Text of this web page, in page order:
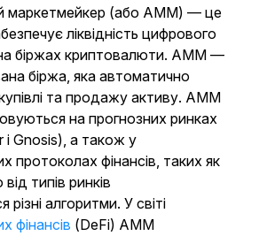
маркетмейкер (або AMM) — це
ліквідність цифрового
біржах криптовалюти. AMM —
біржа, яка автоматично
та продажу активу. AMM
на прогнозних ринках
Gnosis), а також у
протоколах фінансів, таких як
типів ринків
алгоритми. У світі
фінансів (DeFi) AMM